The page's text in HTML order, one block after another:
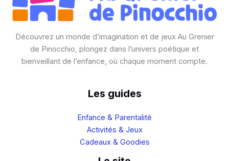
Découvrez un monde d’imagination et de jeux Au Grenier
de Pinocchio, plongez dans l’univers poétique et
bienveillant de l’enfance, où chaque moment compte.
Les guides
Enfance & Parentalité
Activités & Jeux
Cadeaux & Goodies